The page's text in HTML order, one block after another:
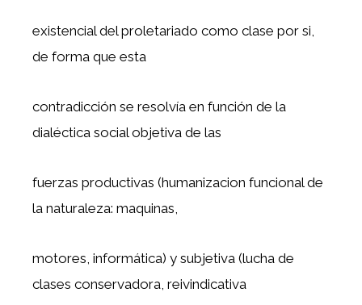
existencial del proletariado como clase por si,
de forma que esta
contradicción se resolvía en función de la
dialéctica social objetiva de las
fuerzas productivas (humanizacion funcional de
la naturaleza: maquinas,
motores, informática) y subjetiva (lucha de
clases conservadora, reivindicativa